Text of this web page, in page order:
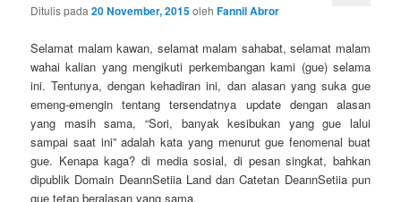
Ditulis pada20 November, 2015olehFannil Abror
Selamat malam kawan, selamat malam sahabat, selamat malam
wahai kalian yang mengikuti perkembangan kami (gue) selama
ini. Tentunya, dengan kehadiran ini, dan alasan yang suka gue
emeng-emengin tentang tersendatnya update dengan alasan
yang masih sama, “Sori, banyak kesibukan yang gue lalui
sampai saat ini” adalah kata yang menurut gue fenomenal buat
gue. Kenapa kaga? di media sosial, di pesan singkat, bahkan
dipublik Domain DeannSetiia Land dan Catetan DeannSetiia pun
gue tetap beralasan yang sama.